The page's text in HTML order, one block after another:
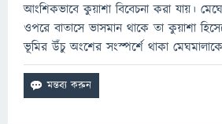
আংশিকভাবে কুয়াশা বিবেচনা করা যায়।
ওপরে বাতাসে ভাসমান থাকে তা কুয়াশা
ভূমির উঁচু অংশের সংস্পর্শে থাকা